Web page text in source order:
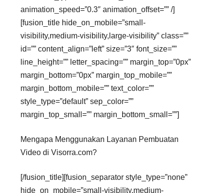
animation_speed=”0.3″ animation_offset=”” /]
[fusion_title hide_on_mobile=”small-
visibility,medium-visibility,large-visibility” class=””
id=”” content_align=”left” size=”3″ font_size=””
line_height=”” letter_spacing=”” margin_top=”0px”
margin_bottom=”0px” margin_top_mobile=””
margin_bottom_mobile=”” text_color=””
style_type=”default” sep_color=””
margin_top_small=”” margin_bottom_small=””]
Mengapa Menggunakan Layanan Pembuatan
Video di Visorra.com?
[/fusion_title][fusion_separator style_type=”none”
hide_on_mobile=”small-visibility,medium-